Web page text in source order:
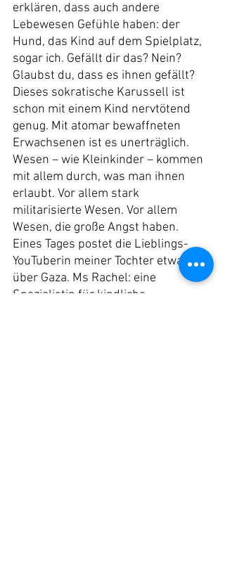
erklären, dass auch andere
Lebewesen Gefühle haben: der
Hund, das Kind auf dem Spielplatz,
sogar ich. Gefällt dir das? Nein?
Glaubst du, dass es ihnen gefällt?
Dieses sokratische Karussell ist
schon mit einem Kind nervtötend
genug. Mit atomar bewaffneten
Erwachsenen ist es unerträglich.
Wesen – wie Kleinkinder – kommen
mit allem durch, was man ihnen
erlaubt. Vor allem stark
militarisierte Wesen. Vor allem
Wesen, die große Angst haben.
Eines Tages postet die Lieblings-
YouTuberin meiner Tochter etwas
über Gaza. Ms Rachel: eine
Spezialistin für kindliche